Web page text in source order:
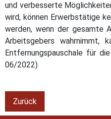
und verbesserte
wird, können Erwerbstätige
werden, wenn der gesamte
Arbeitsgebers
Entfernungspauschale für
06/2022)
Zurück